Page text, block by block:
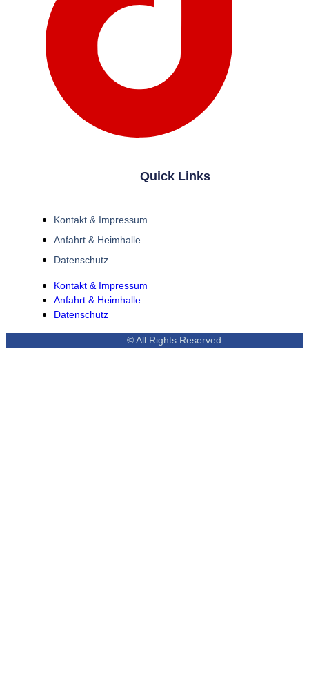
Quick Links
Kontakt & Impressum
Anfahrt & Heimhalle
Datenschutz
Kontakt & Impressum
Anfahrt & Heimhalle
Datenschutz
© All Rights Reserved.